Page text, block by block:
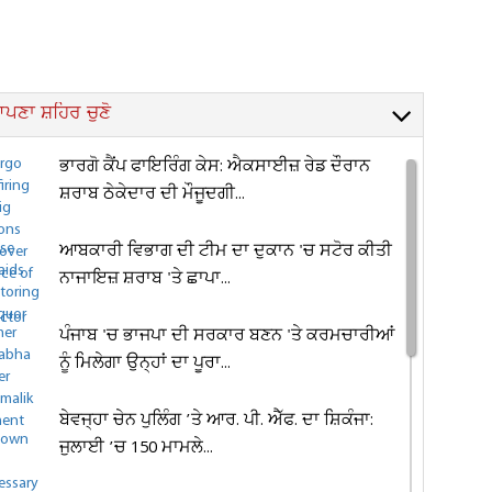
ਸ਼ਹਿਰ ਚੁਣੋ
ਭਾਰਗੋ ਕੈਂਪ ਫਾਇਰਿੰਗ ਕੇਸ: ਐਕਸਾਈਜ਼ ਰੇਡ ਦੌਰਾਨ
ਸ਼ਰਾਬ ਠੇਕੇਦਾਰ ਦੀ ਮੌਜੂਦਗੀ...
ਆਬਕਾਰੀ ਵਿਭਾਗ ਦੀ ਟੀਮ ਦਾ ਦੁਕਾਨ 'ਚ ਸਟੋਰ ਕੀਤੀ
ਨਾਜਾਇਜ਼ ਸ਼ਰਾਬ 'ਤੇ ਛਾਪਾ...
ਪੰਜਾਬ 'ਚ ਭਾਜਪਾ ਦੀ ਸਰਕਾਰ ਬਣਨ 'ਤੇ ਕਰਮਚਾਰੀਆਂ
ਨੂੰ ਮਿਲੇਗਾ ਉਨ੍ਹਾਂ ਦਾ ਪੂਰਾ...
ਬੇਵਜ੍ਹਾ ਚੇਨ ਪੁਲਿੰਗ ’ਤੇ ਆਰ. ਪੀ. ਐੱਫ. ਦਾ ਸ਼ਿਕੰਜਾ:
ਜੁਲਾਈ ’ਚ 150 ਮਾਮਲੇ...